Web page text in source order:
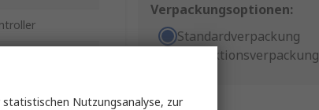
Verpackungsoptionen:
Standardverpackung
Produktionsverpackung
Nutzungsanalyse, zur